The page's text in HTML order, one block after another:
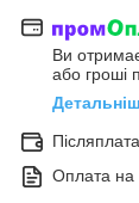
Ви
або гроші
Післяплата
Оплата на